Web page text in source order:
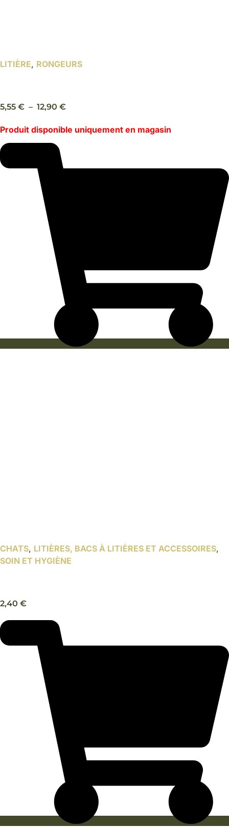
LITIÈRE, RONGEURS
5,55 € – 12,90 €Plage
prix :
12,90 €
Produit disponible uniquement en magasin
CHATS, LITIÈRES, BACS À LITIÈRES ET ACCESSOIRES,
SOIN ET HYGIÈNE
2,40 €